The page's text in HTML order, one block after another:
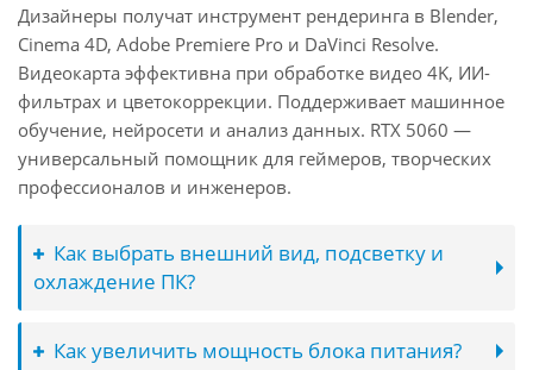
Дизайнеры получат инструмент рендеринга в Blender,
Cinema 4D, Adobe Premiere Pro и DaVinci Resolve.
Видеокарта эффективна при обработке видео 4K, ИИ-
фильтрах и цветокоррекции. Поддерживает машинное
обучение, нейросети и анализ данных. RTX 5060 —
универсальный помощник для геймеров, творческих
профессионалов и инженеров.
Как выбрать внешний вид, подсветку и
охлаждение ПК?
Как увеличить мощность блока питания?